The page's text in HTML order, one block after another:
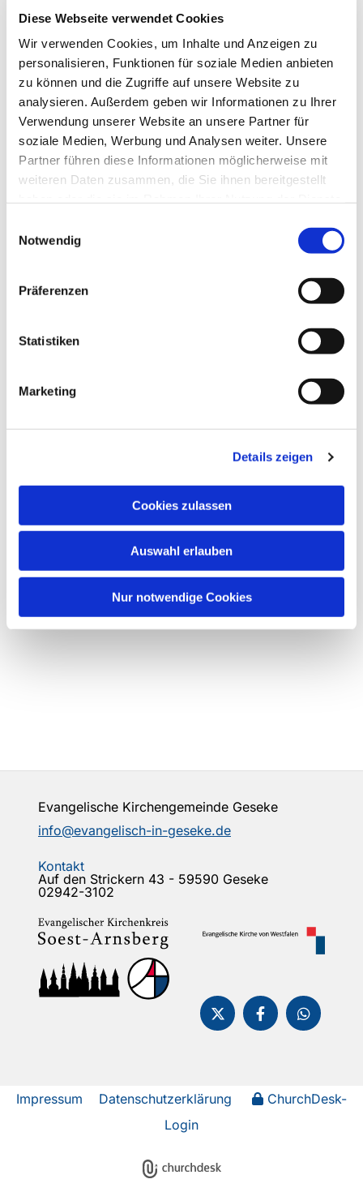
Diese Webseite verwendet Cookies
Wir verwenden Cookies, um Inhalte und Anzeigen zu
personalisieren, Funktionen für soziale Medien anbieten
zu können und die Zugriffe auf unsere Website zu
analysieren. Außerdem geben wir Informationen zu Ihrer
Verwendung unserer Website an unsere Partner für
soziale Medien, Werbung und Analysen weiter. Unsere
Partner führen diese Informationen möglicherweise mit
weiteren Daten zusammen, die Sie ihnen bereitgestellt
Notwendig
Präferenzen
Statistiken
Marketing
Details zeigen
Cookies zulassen
Auswahl erlauben
Nur notwendige Cookies
Evangelische Kirchengemeinde Geseke
info@evangelisch-in-geseke.de
Kontakt
Auf den Strickern 43 - 59590 Geseke
02942-3102
Impressum Datenschutzerklärung
ChurchDesk-
Login